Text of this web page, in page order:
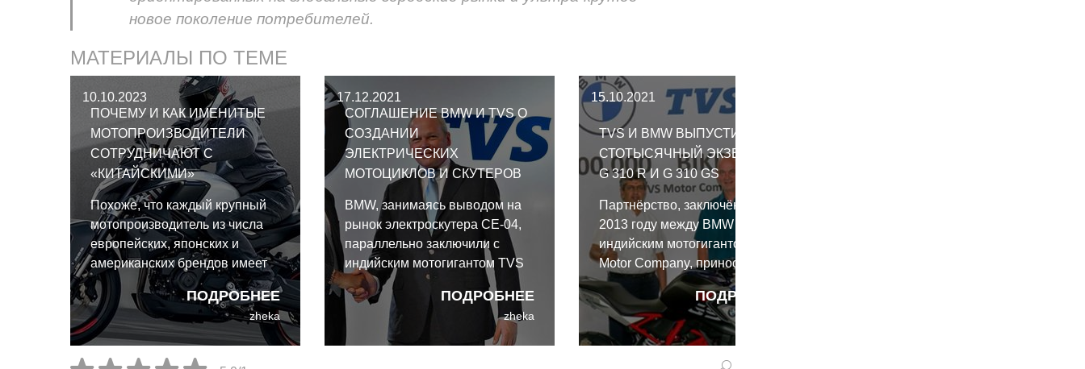
новое поколение потребителей.
МАТЕРИАЛЫ ПО ТЕМЕ
10.10.2023
ПОЧЕМУ И КАК ИМЕНИТЫЕ
МОТОПРОИЗВОДИТЕЛИ
СОТРУДНИЧАЮТ С
«КИТАЙСКИМИ»
ПОДРОБНЕЕ
Похоже, что каждый крупный
мотопроизводитель из числа
европейских, японских и
американских брендов имеет
партнёрское соглашение с
каким-нибудь китайским или
индийским промышленным
гигантом, а то и с несколькими.
Triumph и Bajaj, Piaggio и
zheka
17.12.2021
СОГЛАШЕНИЕ BMW И TVS О
СОЗДАНИИ
ЭЛЕКТРИЧЕСКИХ
МОТОЦИКЛОВ И СКУТЕРОВ
ПОДРОБНЕЕ
BMW, занимаясь выводом на
рынок электроскутера CE-04,
параллельно заключили с
индийским мотогигантом TVS
соглашение, в рамках которого
совместно займутся созданием
электрических мотоциклов и
скутеров для мирового рынка.
zheka
15.10.2021
TVS И BMW ВЫПУСТИЛИ
СТОТЫСЯЧНЫЙ ЭКЗЕМПЛЯР
G 310 R И G 310 GS
ПОДРОБНЕЕ
Партнёрство, заключённое в
2013 году между BMW и
индийским мотогигантом TVS
Motor Company, приносит свои
плоды.